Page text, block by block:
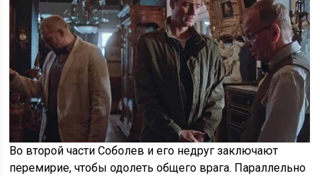
Во второй части Соболев и его недруг заключают
перемирие, чтобы одолеть общего врага. Параллельно